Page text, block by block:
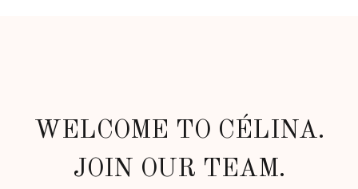
WELCOME TO CÉLINA.
JOIN OUR TEAM.